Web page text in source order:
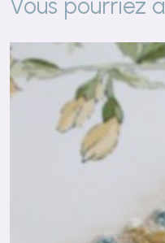
Vous pourriez